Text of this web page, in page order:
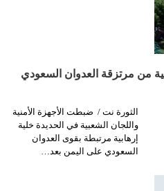
من مرتزقة العدوان السعودي
الثورة نت / ضبطت الأجهزة الأمنية
واللجان الشعبية في الحديدة خلية
إرهابية مرتبطة بقوى العدوان
السعودي على اليمن بعد…